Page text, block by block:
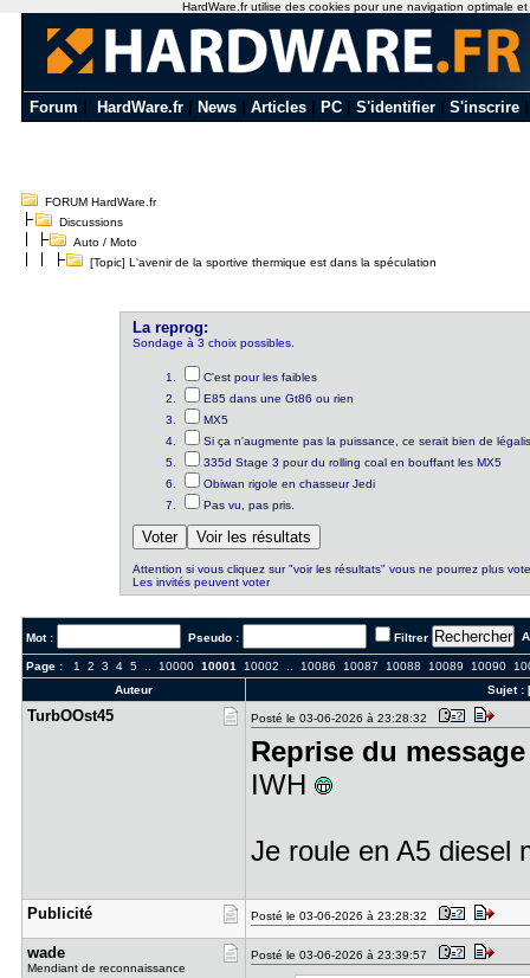
Forum HardWare.fr News Articles PC S'identifier S'inscrire
FORUM HardWare.fr
Discussions
Auto / Moto
[Topic] L'avenir de la sportive thermique est dans la spéculation
La reprog:
Sondage à 3 choix possibles.
C'est pour les faibles
E85 dans une Gt86 ou rien
MX5
Si ça n'augmente pas la puissance, ce serait bien de
335d Stage 3 pour du rolling coal en bouffant les MX5
Obiwan rigole en chasseur Jedi
Pas vu, pas pris.
Attention si vous cliquez sur "voir les résultats" vous ne pourrez plus
Les invités peuvent voter
Mot : Pseudo : Filtrer
Page : 1 2 3 4 5.. 10000 10001 10002 10086 10087 10088 10089 10090
Auteur
Sujet :
TurbOOst45 Posté le 03-06-2026 à 23:28:32
Reprise du
IWH
Je roule en A5 diesel
Publicité Posté le 03-06-2026 à 23:28:32
wade
Mendiant de reconnaissance
Posté le 03-06-2026 à 23:39:57
HardWare.fr utilise des cookies pour une navigation optimale